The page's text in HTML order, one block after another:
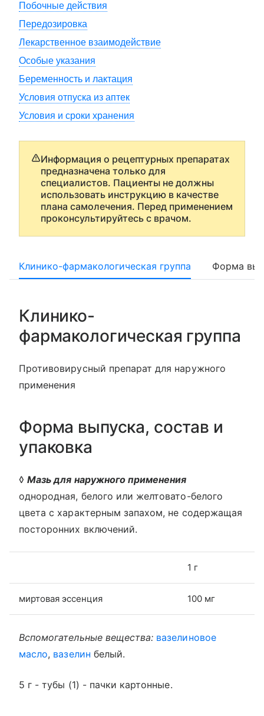
Побочные действия
Передозировка
Лекарственное взаимодействие
Особые указания
Беременность и лактация
Условия отпуска из аптек
Условия и сроки хранения
Информация о рецептурных препаратах
предназначена только для
специалистов. Пациенты не должны
использовать инструкцию в качестве
плана самолечения. Перед применением
проконсультируйтесь с врачом.
Клинико-фармакологическая группа Форма
Клинико-
фармакологическая группа
Противовирусный препарат для наружного
применения
Форма выпуска, состав и
упаковка
◊Мазь для наружного применения
однородная, белого или желтовато-белого
цвета с характерным запахом, не содержащая
посторонних включений.
1 г
миртовая эссенция 100 мг
Вспомогательные вещества: вазелиновое
масло, вазелин белый.
5 г - тубы (1) - пачки картонные.